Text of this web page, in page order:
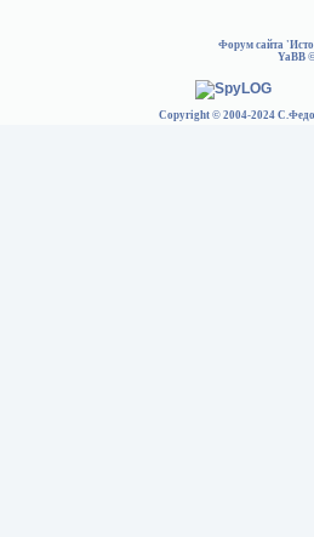
Форум сайта
YaBB
Copyright © 2004-2024